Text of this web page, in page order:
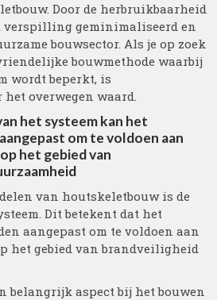
Door de herbruikbaarheid
geminimaliseerd en
bouwsector. Als je op zoek
bouwmethode waarbij
wordt beperkt, is
overwegen waard.
het systeem kan het
om te voldoen aan
het gebied van
van houtskeletbouw is de
Dit betekent dat het
aangepast om te voldoen aan
het gebied van brandveiligheid
belangrijk aspect bij het bouwen